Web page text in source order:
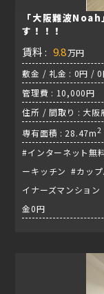
「大阪難波
す！！！
賃料 : 9.8万円
敷金 / 礼金 : 0円 / 0
管理費 : 10,000円
住所 / 間取り : 大阪
専有面積 : 28.47m2
#インターネット無
ーキッチン #カッ
イナーズマンショ
金0円